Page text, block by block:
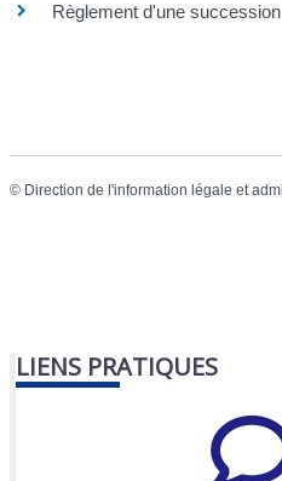
Règlement d'une succession
© Direction de l'information légale et
LIENS PRATIQUES